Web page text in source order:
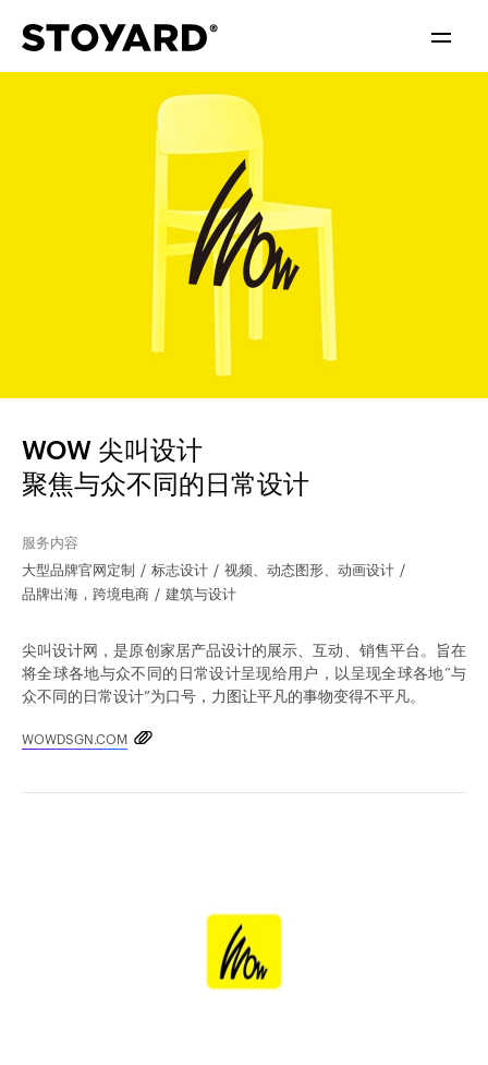
中文
WOW 尖叫设计
聚焦与众不同的日常设计
服务内容
大型品牌官网定制
标志设计
视频、动态图形、动画设计
品牌出海，跨境电商
建筑与设计
尖叫设计网，是原创家居产品设计的展示、互动、销售平台。旨在
将全球各地与众不同的日常设计呈现给用户，以呈现全球各地“与
众不同的日常设计”为口号，力图让平凡的事物变得不平凡。
WOWDSGN.COM